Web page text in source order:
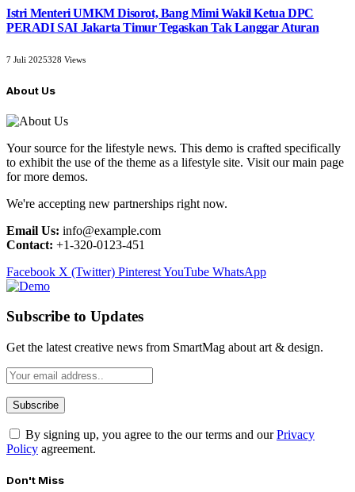
Istri Menteri UMKM Disorot, Bang Mimi Wakil Ketua DPC
PERADI SAI Jakarta Timur Tegaskan Tak Langgar Aturan
7 Juli 2025328 Views
About Us
Your source for the lifestyle news. This demo is crafted specifically
to exhibit the use of the theme as a lifestyle site. Visit our main page
for more demos.
We're accepting new partnerships right now.
Email Us: info@example.com
Contact: +1-320-0123-451
Facebook X (Twitter) PinterestYouTube WhatsApp
Subscribe to Updates
Get the latest creative news from SmartMag about art & design.
By signing up, you agree to the our terms and ourPrivacy
Policy agreement.
Don't Miss